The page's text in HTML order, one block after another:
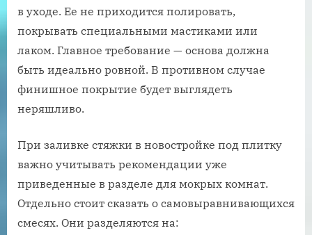
в уходе. Ее не приходится полировать,
покрывать специальными мастиками или
лаком. Главное требование — основа должна
быть идеально ровной. В противном случае
финишное покрытие будет выглядеть
неряшливо.
При заливке стяжки в новостройке под плитку
важно учитывать рекомендации уже
приведенные в разделе для мокрых комнат.
Отдельно стоит сказать о самовыравнивающихся
смесях. Они разделяются на: